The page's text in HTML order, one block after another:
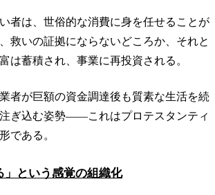
者は、世俗的な消費に身を任せることが
救いの証拠にならないどころか、それと
は蓄積され、事業に再投資される。
者が巨額の資金調達後も質素な生活を続
ぎ込む姿勢——これはプロテスタンティ
である。
」という感覚の組織化